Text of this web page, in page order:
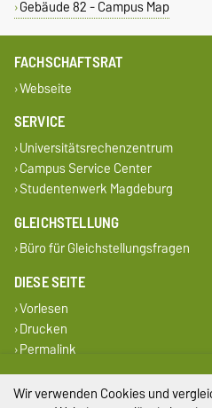
Gebäude 82 - Campus Map
FACHSCHAFTSRAT
Webseite
SERVICE
Universitätsrechenzentrum
Campus Service Center
Studentenwerk Magdeburg
GLEICHSTELLUNG
Büro für Gleichstellungsfragen
DIESE SEITE
Vorlesen
Drucken
Permalink
Wir verwenden Cookies und